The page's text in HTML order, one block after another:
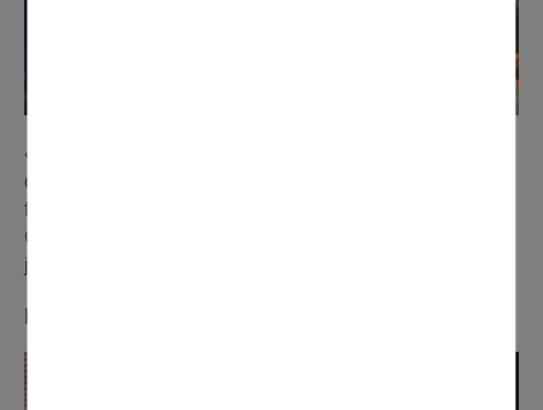
« Nous avons commencé à travailler sur notre char lors
des vacances scolaires de février, à partir d'une ossature
fournie par les Services Techniques. Pour nous, le
Carnaval représente le côté festif, le rassemblement et la
joie des enfants ».
Dominique et Christiane (Léonardo & Compagnie)